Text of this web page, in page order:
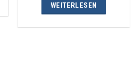
WEITERLESEN